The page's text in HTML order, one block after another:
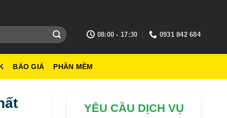
08:00 - 17:30 0931 842 684
BÁO GIÁ PHẦN MỀM
YÊU CẦU DỊCH VỤ